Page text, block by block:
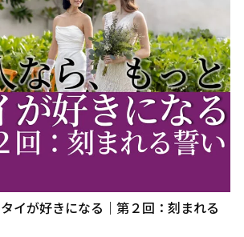
イが好きになる｜第２回：刻まれる